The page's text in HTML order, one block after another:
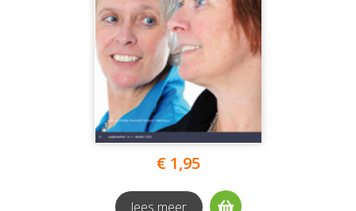
€ 1,95
lees meer